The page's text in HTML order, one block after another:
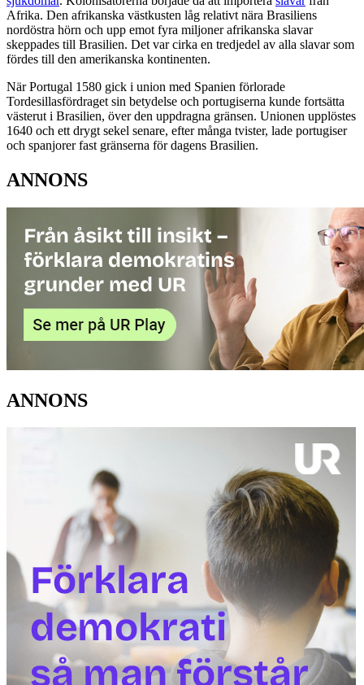
Afrika. Den afrikanska västkusten låg relativt nära Brasiliens
nordöstra hörn och upp emot fyra miljoner afrikanska slavar
skeppades till Brasilien. Det var cirka en tredjedel av alla slavar som
fördes till den amerikanska kontinenten.
När Portugal 1580 gick i union med Spanien förlorade
Tordesillasfördraget sin betydelse och portugiserna kunde fortsätta
västerut i Brasilien, över den uppdragna gränsen. Unionen upplöstes
1640 och ett drygt sekel senare, efter många tvister, lade portugiser
och spanjorer fast gränserna för dagens Brasilien.
ANNONS
ANNONS